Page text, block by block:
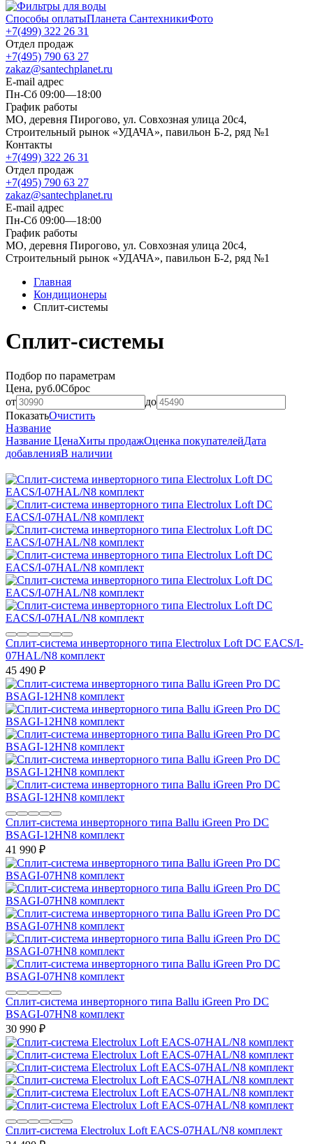
Способы оплатыПланета СантехникиФото
+7(499) 322 26 31
Отдел продаж
+7(495) 790 63 27
zakaz@santechplanet.ru
E-mail адрес
Пн-Сб 09:00—18:00
График работы
МО, деревня Пирогово, ул. Совхозная улица 20с4,
Строительный рынок «УДАЧА», павильон Б-2, ряд №1
Контакты
+7(499) 322 26 31
Отдел продаж
+7(495) 790 63 27
zakaz@santechplanet.ru
E-mail адрес
Пн-Сб 09:00—18:00
График работы
МО, деревня Пирогово, ул. Совхозная улица 20с4,
Строительный рынок «УДАЧА», павильон Б-2, ряд №1
Главная
Кондиционеры
Сплит-системы
Сплит-системы
Подбор по параметрам
Цена, руб.0Сброс
от
до
ПоказатьОчистить
Название
Название ЦенаХиты продажОценка покупателейДата
добавленияВ наличии
Сплит-система инверторного типа Electrolux Loft DC EACS/I-
07HAL/N8 комплект
45 490 ₽
Сплит-система инверторного типа Ballu iGreen Pro DC
BSAGI-12HN8 комплект
41 990 ₽
Сплит-система инверторного типа Ballu iGreen Pro DC
BSAGI-07HN8 комплект
30 990 ₽
Сплит-система Electrolux Loft EACS-07HAL/N8 комплект